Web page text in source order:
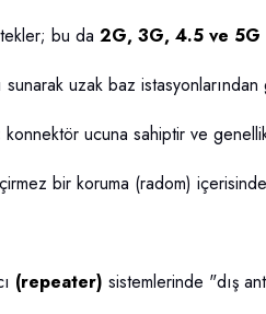
bu da 2G, 3G, 4.5 ve 5G
uzak baz
konnektör ucuna sahiptir ve
bir koruma (radom)
(repeater) sistemlerinde "dış